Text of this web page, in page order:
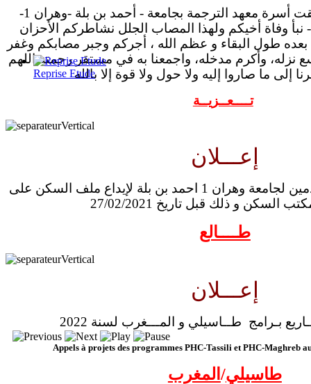
Reprise Etude
أسرة معهد الترجمة بجامعة - أحمد بن بلة-وهران 1
-
نبأ وفاة أخيكم ولهذا المصاب الجلل نشاطركم الأحزان
طول البقاء و عظم الله ، أجركم وجبر مصابكم وغفر
نزله، وأكرم مدخله، واجمعنا به في مستقر رحمته اللهم
إلى ما صاروا إليه ولا حول ولا قوة إلا بالله
تــــعــزيــة
إعـــلان
إعلان إلى كافة المستخذمين لجامعة وهران 1 احمد بن بلة لإيداع ملف السكن على
السكن و ذلك قبل تاريخ 27/02/2021
طــــالع
إعـــلان
بـرامج طــاسيلي و المـــغرب لسنة 2022
Appels à projets des programmes PHC-Tassili et PHC-Maghreb
طاسيلي/ المغرب